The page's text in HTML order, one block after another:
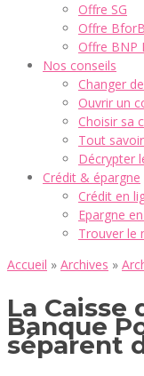
Offre SG
Offre
Offre BNP
Nos conseils
Changer
Ouvrir un
Choisir sa
Tout
Décrypter
Crédit & épargne
Crédit en
Epargne
Trouver le
Accueil » Archives »
La Caisse
Banque
séparent